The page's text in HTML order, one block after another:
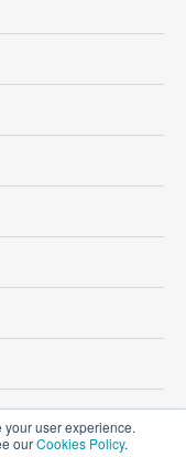
user experience.
ourCookies Policy.
reserved.